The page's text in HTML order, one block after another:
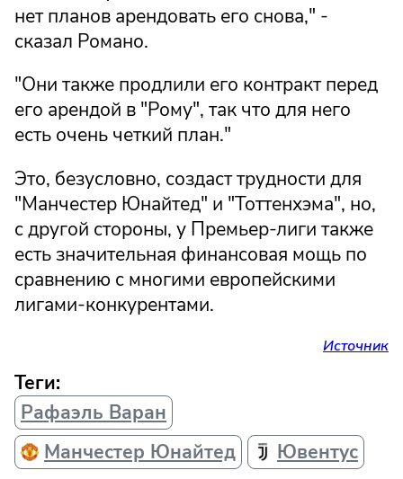
нет планов арендовать его снова," -
сказал Романо.
"Они также продлили его контракт перед
его арендой в "Рому", так что для него
есть очень четкий план."
Это, безусловно, создаст трудности для
"Манчестер Юнайтед" и "Тоттенхэма", но,
с другой стороны, у Премьер-лиги также
есть значительная финансовая мощь по
сравнению с многими европейскими
лигами-конкурентами.
Источник
Теги:
Рафаэль Варан
Манчестер Юнайтед
Ювентус